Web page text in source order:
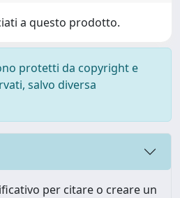
a questo prodotto.
protetti da copyright e
salvo diversa
per citare o creare un